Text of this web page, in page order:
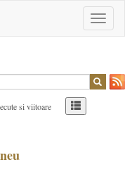
Toggle
navigation
si viitoare